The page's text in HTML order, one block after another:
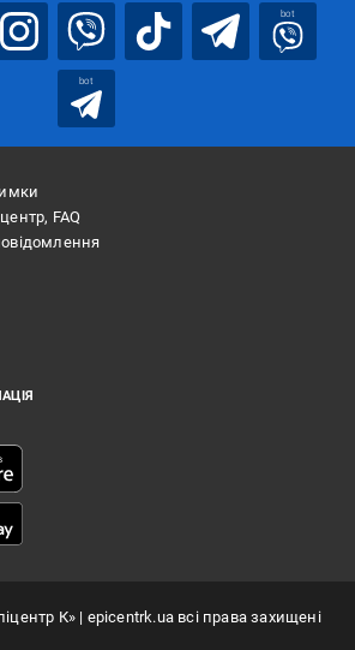
bot
bot
FAQ
К»| epicentrk.ua всі права захищені